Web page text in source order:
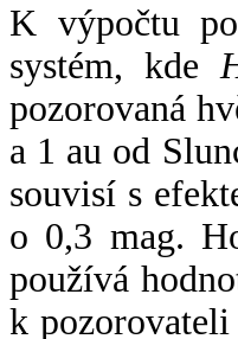
K výpočtu
systém, kde
pozorovaná
a 1 au od
souvisí s
o 0,3 mag.
používá
k pozorovateli